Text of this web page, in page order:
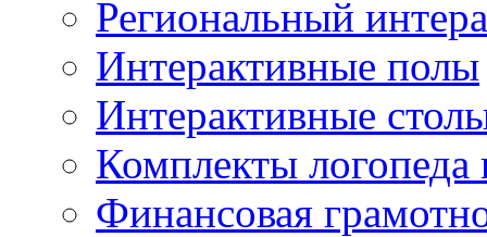
Региональный
Интерактивные полы
Интерактивные
Комплекты логопеда
Финансовая